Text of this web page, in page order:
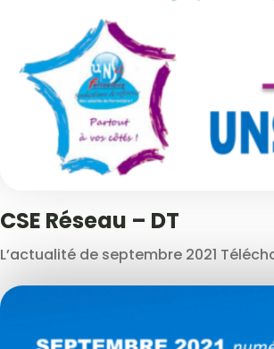
CSE Réseau – DT
L’actualité de septembre 2021